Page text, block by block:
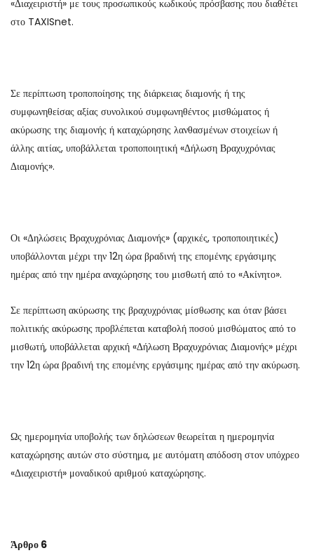
«Διαχειριστή» με τους προσωπικούς κωδικούς πρόσβασης που διαθέτει
στο TAXISnet.
Σε περίπτωση τροποποίησης της διάρκειας διαμονής ή της
συμφωνηθείσας αξίας συνολικού συμφωνηθέντος μισθώματος ή
ακύρωσης της διαμονής ή καταχώρησης λανθασμένων στοιχείων ή
άλλης αιτίας, υποβάλλεται τροποποιητική «Δήλωση Βραχυχρόνιας
Διαμονής».
Οι «Δηλώσεις Βραχυχρόνιας Διαμονής» (αρχικές, τροποποιητικές)
υποβάλλονται μέχρι την 12η ώρα βραδινή της επομένης εργάσιμης
ημέρας από την ημέρα αναχώρησης του μισθωτή από το «Ακίνητο».
Σε περίπτωση ακύρωσης της βραχυχρόνιας μίσθωσης και όταν βάσει
πολιτικής ακύρωσης προβλέπεται καταβολή ποσού μισθώματος από το
μισθωτή, υποβάλλεται αρχική «Δήλωση Βραχυχρόνιας Διαμονής» μέχρι
την 12η ώρα βραδινή της επομένης εργάσιμης ημέρας από την ακύρωση.
Ως ημερομηνία υποβολής των δηλώσεων θεωρείται η ημερομηνία
καταχώρησης αυτών στο σύστημα, με αυτόματη απόδοση στον υπόχρεο
«Διαχειριστή» μοναδικού αριθμού καταχώρησης.
Άρθρο 6